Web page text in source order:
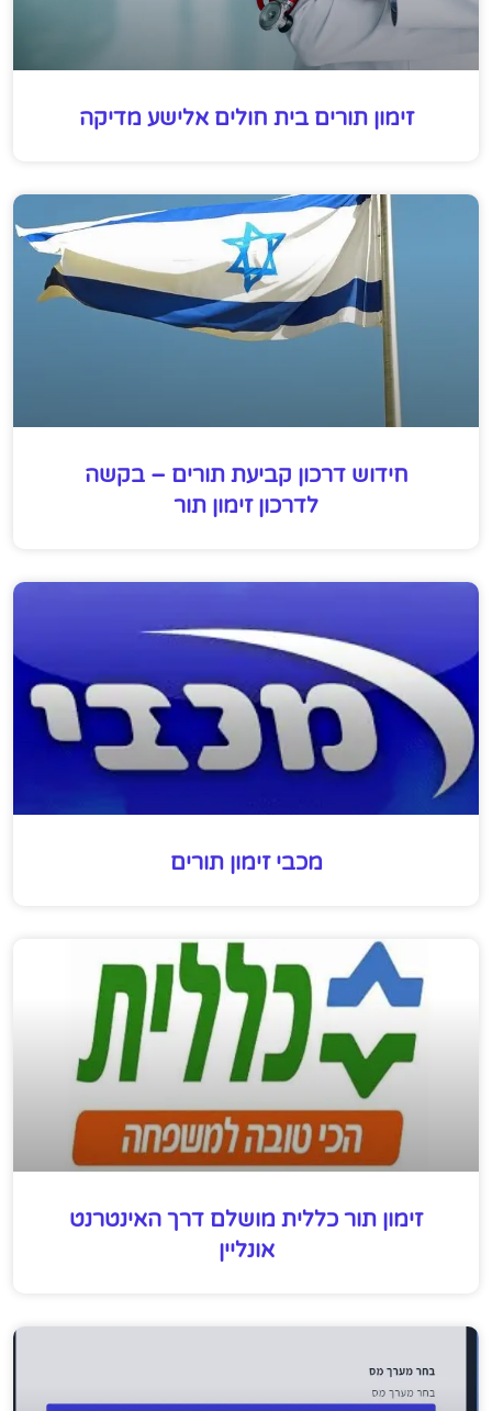
זימון תורים בית חולים אלישע מדיקה
חידוש דרכון קביעת תורים – בקשה
לדרכון זימון תור
מכבי זימון תורים
זימון תור כללית מושלם דרך האינטרנט
אונליין